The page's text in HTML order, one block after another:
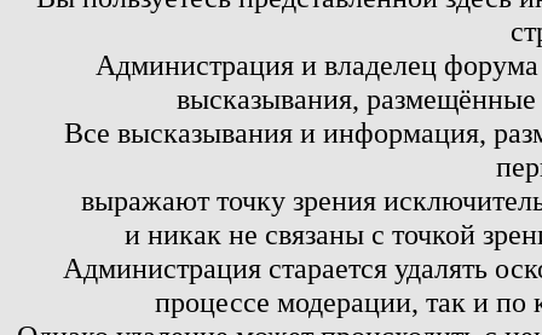
Администрация и владелец
высказывания,
Все высказывания и информация,
выражают точку зрения
и никак не связаны с точкой
Администрация старается удалять
процессе модерации, так и по